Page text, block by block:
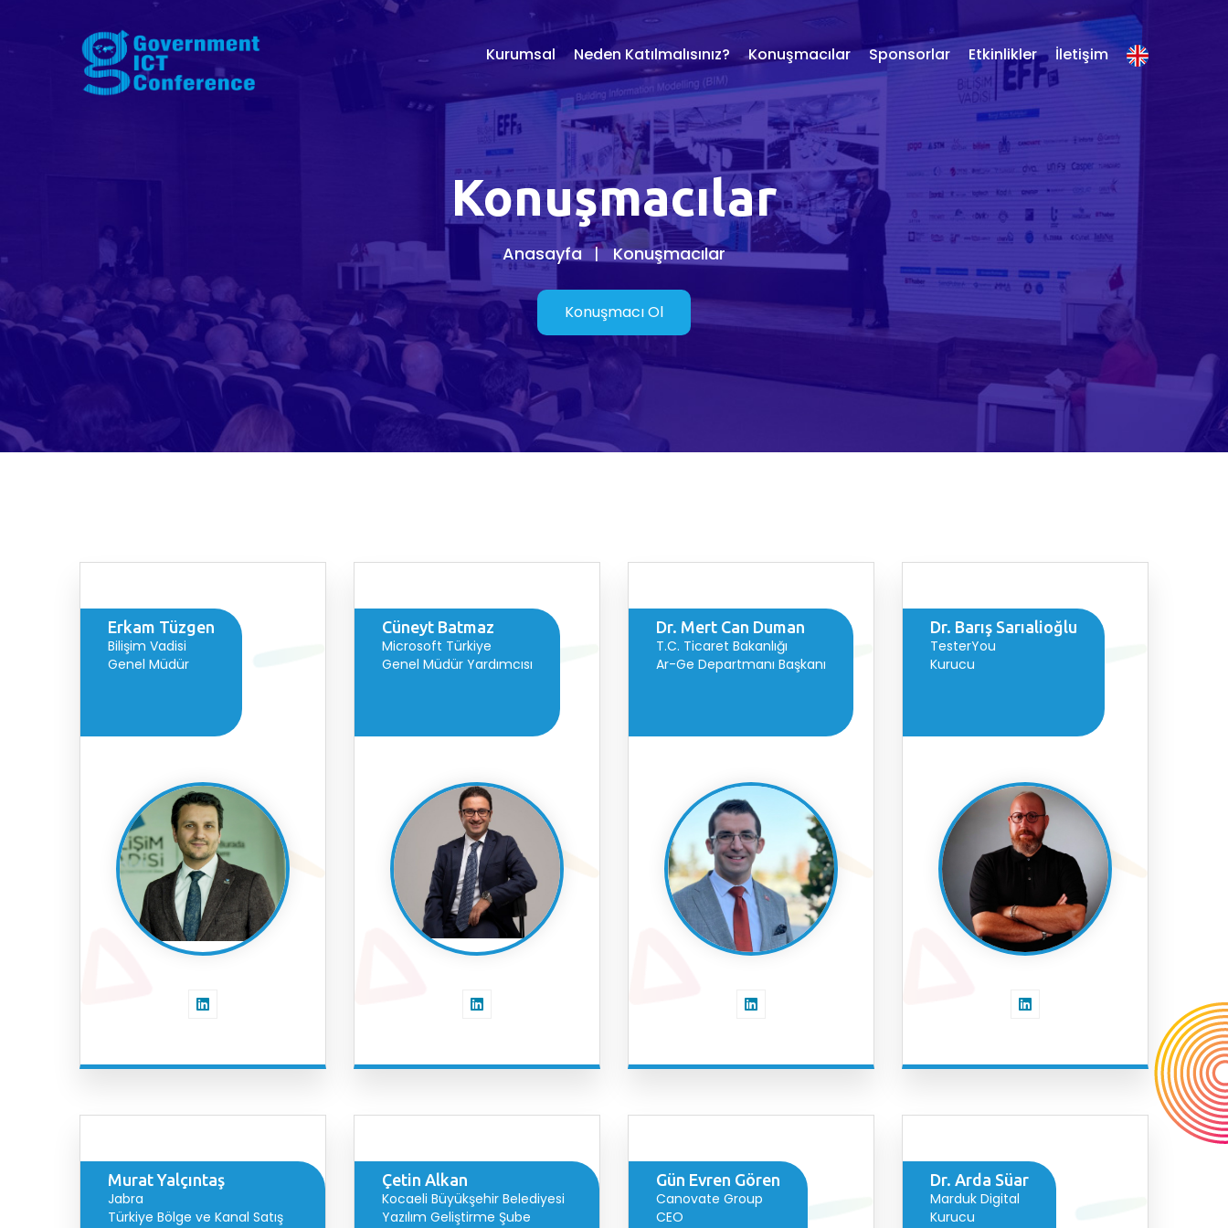
Kurumsal Neden Katılmalısınız? Konuşmacılar Sponsorlar Etkinlikler İletişim
Konuşmacılar
Anasayfa Konuşmacılar
Konuşmacı Ol
Erkam Tüzgen
Bilişim Vadisi
Genel Müdür
Cüneyt Batmaz
Microsoft Türkiye
Genel Müdür Yardımcısı
Dr. Mert Can Duman
T.C. Ticaret Bakanlığı
Ar-Ge Departmanı Başkanı
Dr. Barış Sarıalioğlu
TesterYou
Kurucu
Murat Yalçıntaş
Jabra
Türkiye Bölge ve Kanal Satış
Çetin Alkan
Kocaeli Büyükşehir Belediyesi
Yazılım Geliştirme Şube
Gün Evren Gören
Canovate Group
CEO
Dr. Arda Süar
Marduk Digital
Kurucu